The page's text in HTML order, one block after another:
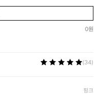
0원
(34)
핑크